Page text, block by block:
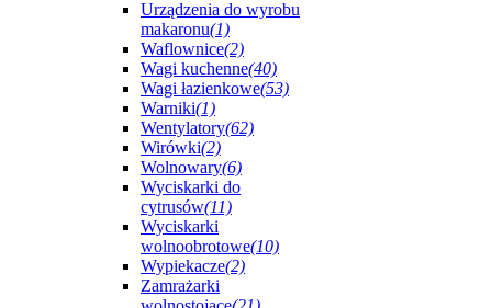
Urządzenia do wyrobu
makaronu(1)
Waflownice(2)
Wagi kuchenne(40)
Wagi łazienkowe(53)
Warniki(1)
Wentylatory(62)
Wirówki(2)
Wolnowary(6)
Wyciskarki do
cytrusów(11)
Wyciskarki
wolnoobrotowe(10)
Wypiekacze(2)
Zamrażarki